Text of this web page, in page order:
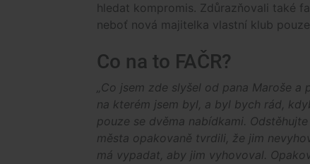
hledat kompromis. Zdůrazňovali také
neboť nová majitelka vlastní klub
Co na to FAČR?
„Co jsem zde slyšel od pana Maroše
na kterém jsem byl, a byl bych rád,
pouze se dvěma nabídkami.
města opakovaně tvrdili, že jim
má vypadat, aby jim vyhovoval.